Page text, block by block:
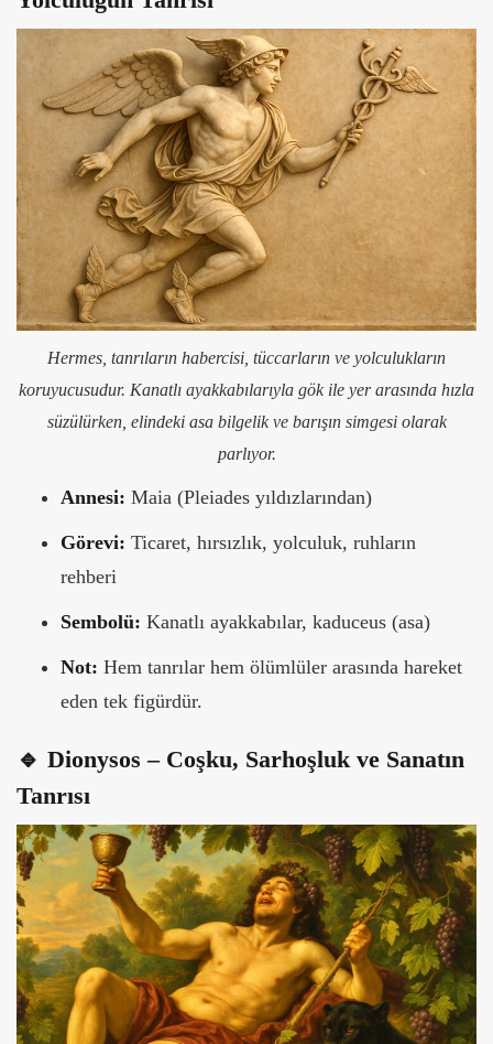
Hermes, tanrıların habercisi, tüccarların ve yolculukların
koruyucusudur. Kanatlı ayakkabılarıyla gök ile yer arasında hızla
süzülürken, elindeki asa bilgelik ve barışın simgesi olarak
parlıyor.
Annesi: Maia (Pleiades yıldızlarından)
Görevi: Ticaret, hırsızlık, yolculuk, ruhların
rehberi
Sembolü: Kanatlı ayakkabılar, kaduceus (asa)
Not: Hem tanrılar hem ölümlüler arasında hareket
eden tek figürdür.
🔹 Dionysos – Coşku, Sarhoşluk ve Sanatın
Tanrısı